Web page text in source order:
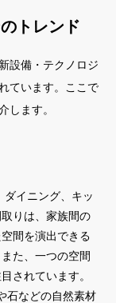
トレンド
設備・テクノロジ
ています。ここで
します。
ダイニング、キッ
りは、家族間の
間を演出できる
た、一つの空間
されています。
石などの自然素材